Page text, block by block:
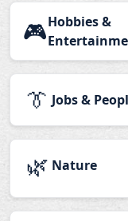
🎮Hobbies &
👔 Jobs &
🌿 Nature